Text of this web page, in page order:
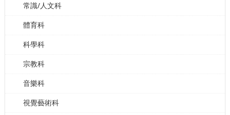
常識/人文科
體育科
科學科
宗教科
音樂科
視覺藝術科